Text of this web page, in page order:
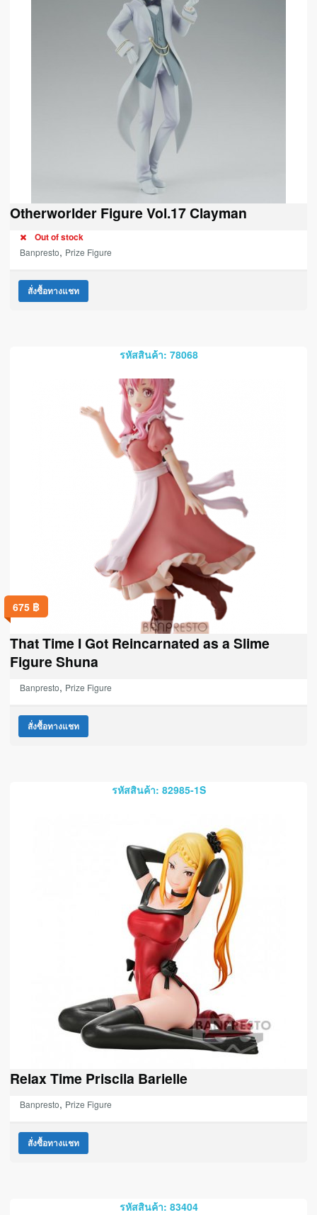
Otherworlder Figure Vol.17 Clayman
Out of stock
Banpresto, Prize Figure
สั่งซื้อทางแชท
รหัสสินค้า: 78068
675 ฿
That Time I Got Reincarnated as a Slime
Figure Shuna
Banpresto, Prize Figure
สั่งซื้อทางแชท
รหัสสินค้า: 82985-1S
Relax Time Priscila Barielle
Banpresto, Prize Figure
สั่งซื้อทางแชท
รหัสสินค้า: 83404